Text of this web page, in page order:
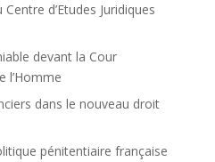
d’Etudes Juridiques
devant la Cour
l’Homme
dans le nouveau droit
pénitentiaire française